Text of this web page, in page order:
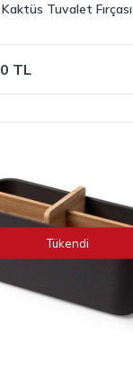
Tuvalet Fırçası
TL
Tükendi